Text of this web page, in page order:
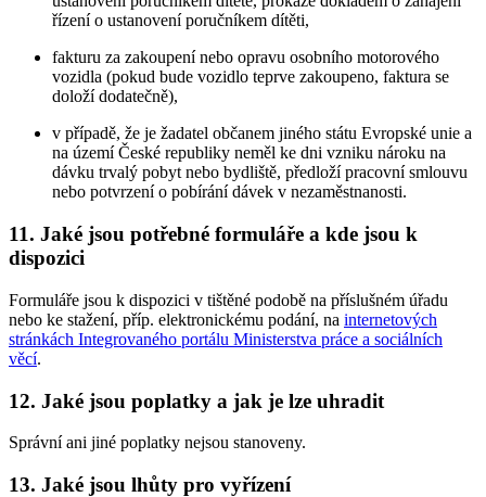
řízení o ustanovení poručníkem dítěti,
fakturu za zakoupení nebo opravu osobního motorového
vozidla (pokud bude vozidlo teprve zakoupeno, faktura se
doloží dodatečně),
v případě, že je žadatel občanem jiného státu Evropské unie a
na území České republiky neměl ke dni vzniku nároku na
dávku trvalý pobyt nebo bydliště, předloží pracovní smlouvu
nebo potvrzení o pobírání dávek v nezaměstnanosti.
11. Jaké jsou potřebné formuláře a kde jsou k
dispozici
Formuláře jsou k dispozici v tištěné podobě na příslušném úřadu
nebo ke stažení, příp. elektronickému podání, na internetových
stránkách Integrovaného portálu Ministerstva práce a sociálních
věcí.
12. Jaké jsou poplatky a jak je lze uhradit
Správní ani jiné poplatky nejsou stanoveny.
13. Jaké jsou lhůty pro vyřízení